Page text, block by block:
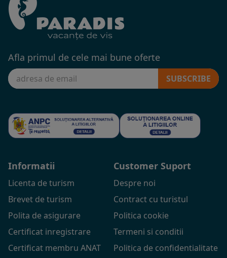
Afla primul de cele mai bune oferte
SUBSCRIBE
Informatii
Licenta de turism
Brevet de turism
Polita de asigurare
Certificat inregistrare
Certificat membru ANAT
Customer Suport
Despre noi
Contract cu turistul
Politica cookie
Termeni si conditii
Politica de confidentialitate